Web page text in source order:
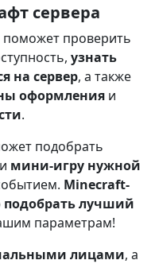
сервера
поможет проверить
узнать
на сервер, а также
оформления и
.
подобрать
мини-игру нужной
Minecraft-
подобрать лучший
параметрам!
лицами, а